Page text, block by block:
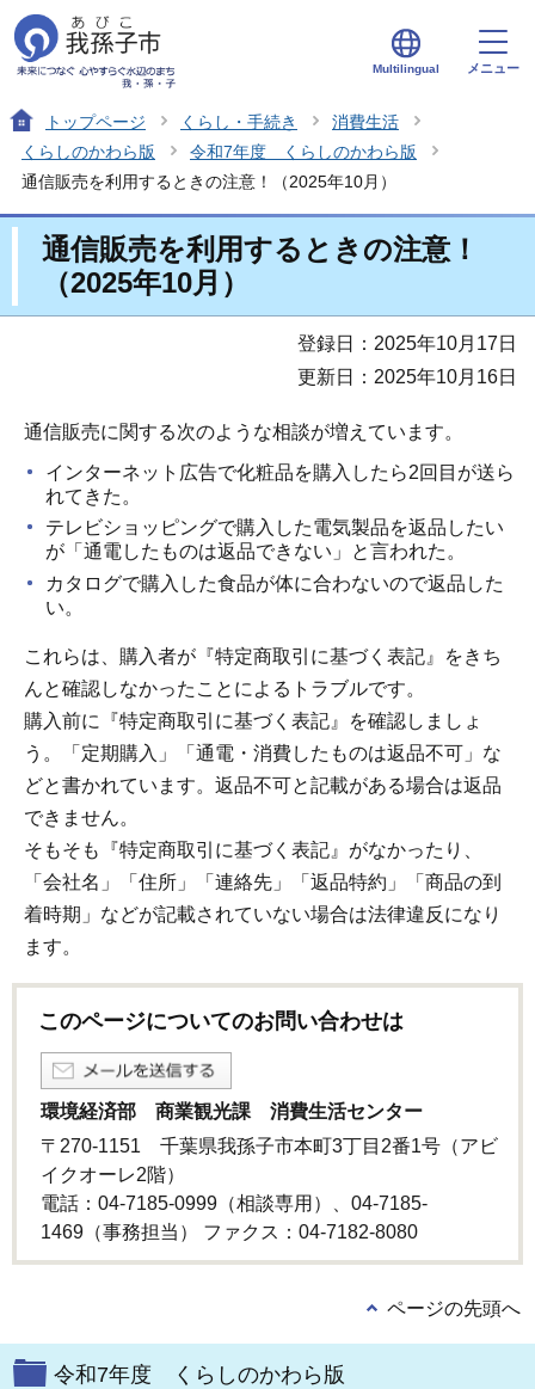
Multilingual メニュー
トップページ くらし・手続き
消費生活
くらしのかわら版
令和7年度 くらしのかわら版
通信販売を利用するときの注意！（2025年10月）
通信販売を利用するときの注意！
（2025年10月）
登録日：2025年10月17日
更新日：2025年10月16日
通信販売に関する次のような相談が増えています。
インターネット広告で化粧品を購入したら2回目が送ら
れてきた。
テレビショッピングで購入した電気製品を返品したい
が「通電したものは返品できない」と言われた。
カタログで購入した食品が体に合わないので返品した
い。
これらは、購入者が『特定商取引に基づく表記』をきち
んと確認しなかったことによるトラブルです。
購入前に『特定商取引に基づく表記』を確認しましょ
う。「定期購入」「通電・消費したものは返品不可」な
どと書かれています。返品不可と記載がある場合は返品
できません。
そもそも『特定商取引に基づく表記』がなかったり、
「会社名」「住所」「連絡先」「返品特約」「商品の到
着時期」などが記載されていない場合は法律違反になり
ます。
このページについてのお問い合わせは
環境経済部 商業観光課 消費生活センター
〒270-1151 千葉県我孫子市本町3丁目2番1号（アビ
イクオーレ2階）
電話：04-7185-0999（相談専用）、04-7185-
1469（事務担当） ファクス：04-7182-8080
ページの先頭へ
令和7年度 くらしのかわら版